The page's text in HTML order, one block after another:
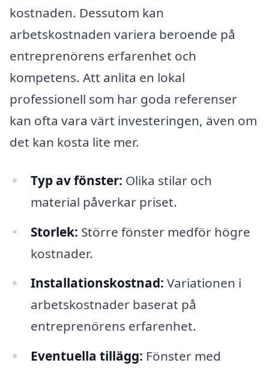
kostnaden. Dessutom kan
arbetskostnaden variera beroende på
entreprenörens erfarenhet och
kompetens. Att anlita en lokal
professionell som har goda referenser
kan ofta vara värt investeringen, även om
det kan kosta lite mer.
Typ av fönster: Olika stilar och
material påverkar priset.
Storlek: Större fönster medför högre
kostnader.
Installationskostnad: Variationen i
arbetskostnader baserat på
entreprenörens erfarenhet.
Eventuella tillägg: Fönster med